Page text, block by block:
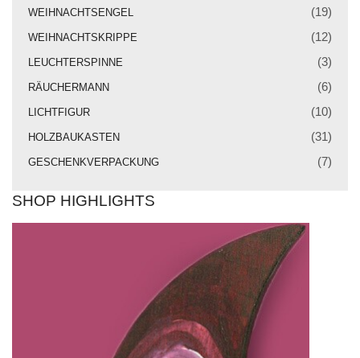
Warenkorb
Kundeninformationen
Mein Konto
WEIHNACHTSENGEL (19)
WEIHNACHTSKRIPPE (12)
LEUCHTERSPINNE (3)
RÄUCHERMANN (6)
LICHTFIGUR (10)
HOLZBAUKASTEN (31)
GESCHENKVERPACKUNG (7)
SHOP HIGHLIGHTS